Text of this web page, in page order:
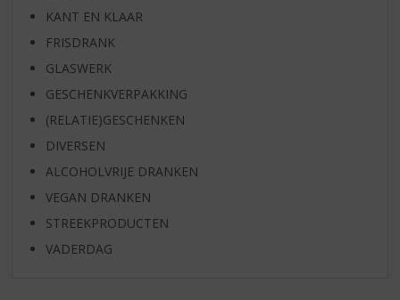
KANT EN KLAAR
FRISDRANK
GLASWERK
GESCHENKVERPAKKING
(RELATIE)GESCHENKEN
DIVERSEN
ALCOHOLVRIJE DRANKEN
VEGAN DRANKEN
STREEKPRODUCTEN
VADERDAG